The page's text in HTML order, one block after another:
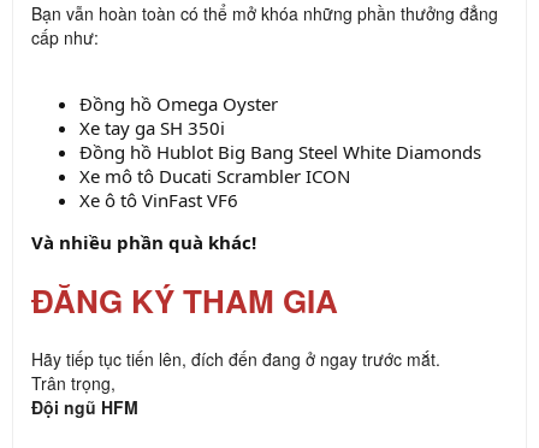
Bạn vẫn hoàn toàn có thể mở khóa những phần thưởng đẳng
cấp như:
Đồng hồ Omega Oyster
Xe tay ga SH 350i
Đồng hồ Hublot Big Bang Steel White Diamonds
Xe mô tô Ducati Scrambler ICON
Xe ô tô VinFast VF6
Và nhiều phần quà khác!
ĐĂNG KÝ THAM GIA
Hãy tiếp tục tiến lên, đích đến đang ở ngay trước mắt.
Trân trọng,
Đội ngũ HFM